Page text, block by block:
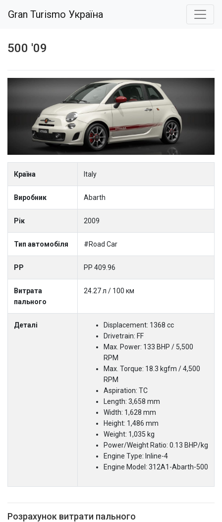
Gran Turismo Україна
500 '09
Країна Italy
Виробник Abarth
Рік 2009
Тип автомобіля #Road Car
PP PP 409.96
Витрата
пального
24.27 л / 100 км
Деталі
Displacement: 1368 cc
Drivetrain: FF
Max. Power: 133 BHP / 5,500
RPM
Max. Torque: 18.3 kgfm / 4,500
RPM
Aspiration: TC
Length: 3,658 mm
Width: 1,628 mm
Height: 1,486 mm
Weight: 1,035 kg
Power/Weight Ratio: 0.13 BHP/kg
Engine Type: Inline-4
Engine Model: 312A1-Abarth-500
Розрахунок витрати пального